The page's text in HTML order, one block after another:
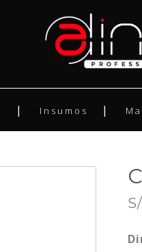
Insumos
S/